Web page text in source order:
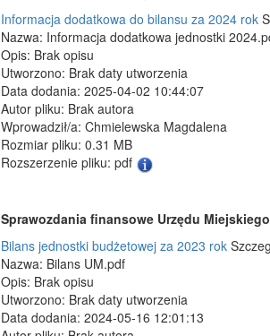
Informacja dodatkowa do bilansu za 2024 rok
Nazwa: Informacja dodatkowa jednostki
Opis: Brak opisu
Utworzono: Brak daty utworzenia
Data dodania: 2025-04-02 10:44:07
Autor pliku: Brak autora
Wprowadził/a: Chmielewska Magdalena
Rozmiar pliku: 0.31 MB
Rozszerzenie pliku: pdf
Sprawozdania finansowe Urzędu
Bilans jednostki budżetowej za 2023 rok
Nazwa: Bilans UM.pdf
Opis: Brak opisu
Utworzono: Brak daty utworzenia
Data dodania: 2024-05-16 12:01:13